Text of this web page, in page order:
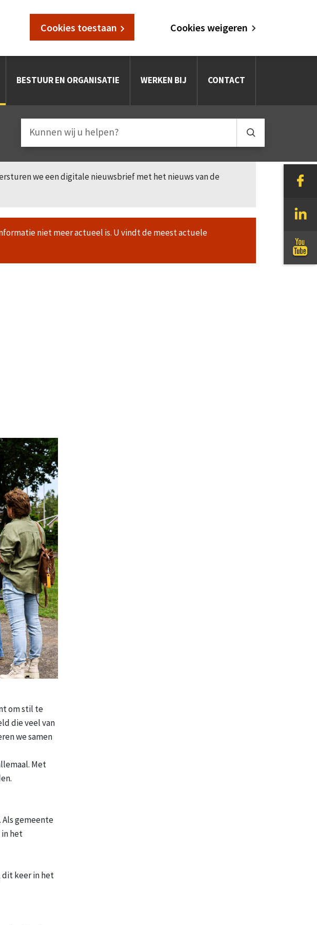
Cookies toestaan Cookies weigeren
BESTUUR EN ORGANISATIE WERKEN BIJ CONTACT
we een digitale nieuwsbrief met het nieuws van de
niet meer actueel is. U vindt de meest actuele
om stil te
die veel van
we samen
Met
gemeente
in het
dit keer in het